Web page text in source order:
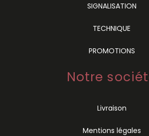
SIGNALISATION
TECHNIQUE
PROMOTIONS
Notre
Livraison
Mentions légales